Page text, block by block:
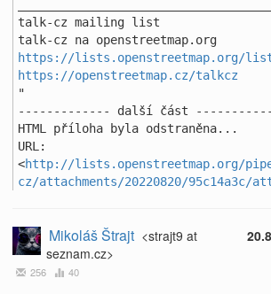
talk-cz mailing list
https://lists.openstreetmap.org/
https://openstreetmap.cz/talkcz
"
------------- další část
HTML příloha byla odstraněna...
URL:
<http://lists.openstreetmap.org/
cz/attachments/20220820/95c14a3c/
Mikoláš Štrajt <strajt9 at
seznam.cz>
256 40